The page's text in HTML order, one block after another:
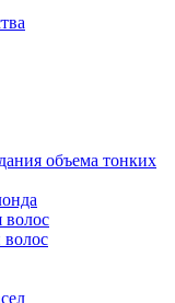
объема тонких
волос
волос